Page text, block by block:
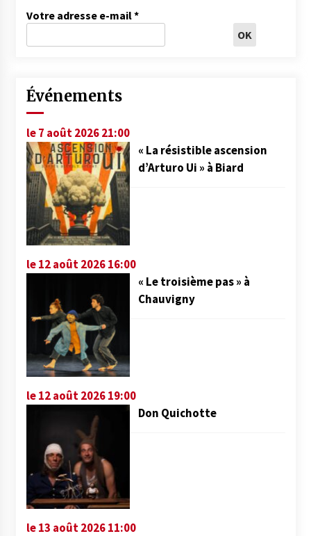
Votre adresse e-mail*
Événements
le 7 août 2026 21:00
« La résistible ascension
d’Arturo Ui » à Biard
le 12 août 2026 16:00
« Le troisième pas » à
Chauvigny
le 12 août 2026 19:00
Don Quichotte
le 13 août 2026 11:00